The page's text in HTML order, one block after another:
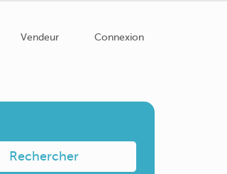
Vendeur Connexion
Rechercher